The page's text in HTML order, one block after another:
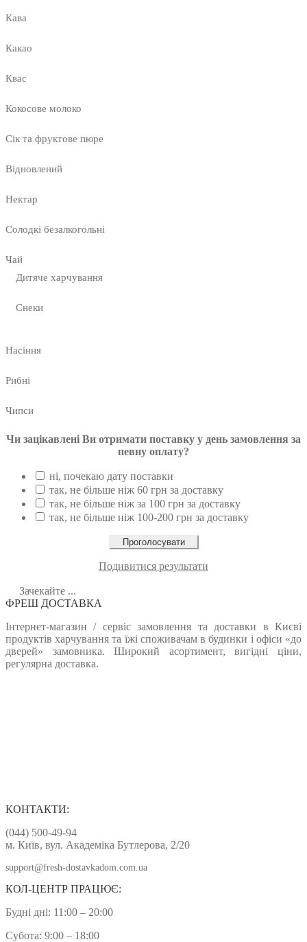
Кава
Какао
Квас
Кокосове молоко
Сік та фруктове пюре
Відновлений
Нектар
Солодкі безалкогольні
Чай
Дитяче харчування
Снеки
Насіння
Рибні
Чипси
Чи зацікавлені Ви отримати поставку у день замовлення за
певну оплату?
ні, почекаю дату поставки
так, не більше ніж 60 грн за доставку
так, не більше ніж за 100 грн за доставку
так, не більше ніж 100-200 грн за доставку
Подивитися результати
Зачекайте ...
ФРЕШ ДОСТАВКА
Інтернет-магазин / сервіс замовлення та доставки в Києві
продуктів харчування та їжі споживачам в будинки і офіси «до
дверей» замовника. Широкий асортимент, вигідні ціни,
регулярна доставка.
КОНТАКТИ:
(044) 500-49-94
м. Київ, вул. Академіка Бутлерова, 2/20
support@fresh-dostavkadom.com.ua
КОЛ-ЦЕНТР ПРАЦЮЄ:
Будні дні: 11:00 – 20:00
Субота: 9:00 – 18:00